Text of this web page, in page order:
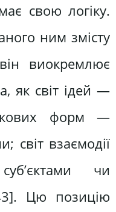
свою логіку.
ним змісту
виокремлює
як світ ідей —
форм —
світ взаємодії
чи
Цю позицію